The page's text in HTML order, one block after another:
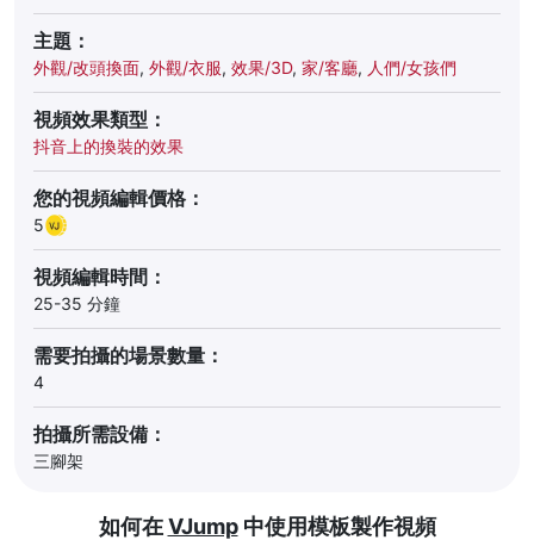
主題：
外觀/改頭換面, 外觀/衣服, 效果/3D, 家/客廳, 人們/女孩們
視頻效果類型：
抖音上的換裝的效果
您的視頻編輯價格：
5
視頻編輯時間：
25-35 分鐘
需要拍攝的場景數量：
4
拍攝所需設備：
三腳架
如何在VJump中使用模板製作視頻